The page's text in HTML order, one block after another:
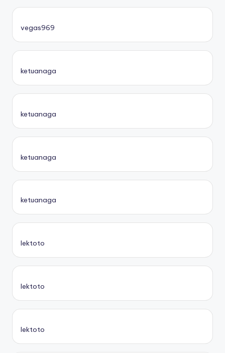
vegas969
ketuanaga
ketuanaga
ketuanaga
ketuanaga
lektoto
lektoto
lektoto